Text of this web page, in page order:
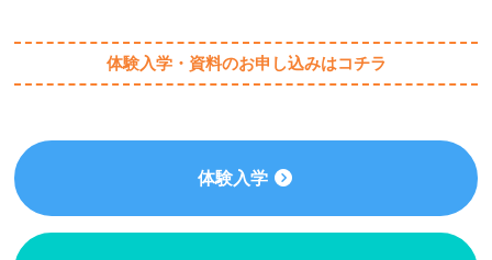
体験入学・資料のお申し込みはコチラ
体験入学